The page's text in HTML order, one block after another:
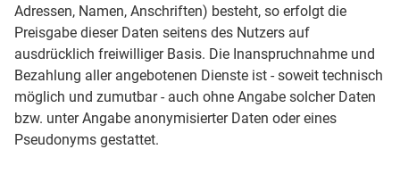
Adressen, Namen, Anschriften) besteht, so erfolgt die
Preisgabe dieser Daten seitens des Nutzers auf
ausdrücklich freiwilliger Basis. Die Inanspruchnahme und
Bezahlung aller angebotenen Dienste ist - soweit technisch
möglich und zumutbar - auch ohne Angabe solcher Daten
bzw. unter Angabe anonymisierter Daten oder eines
Pseudonyms gestattet.